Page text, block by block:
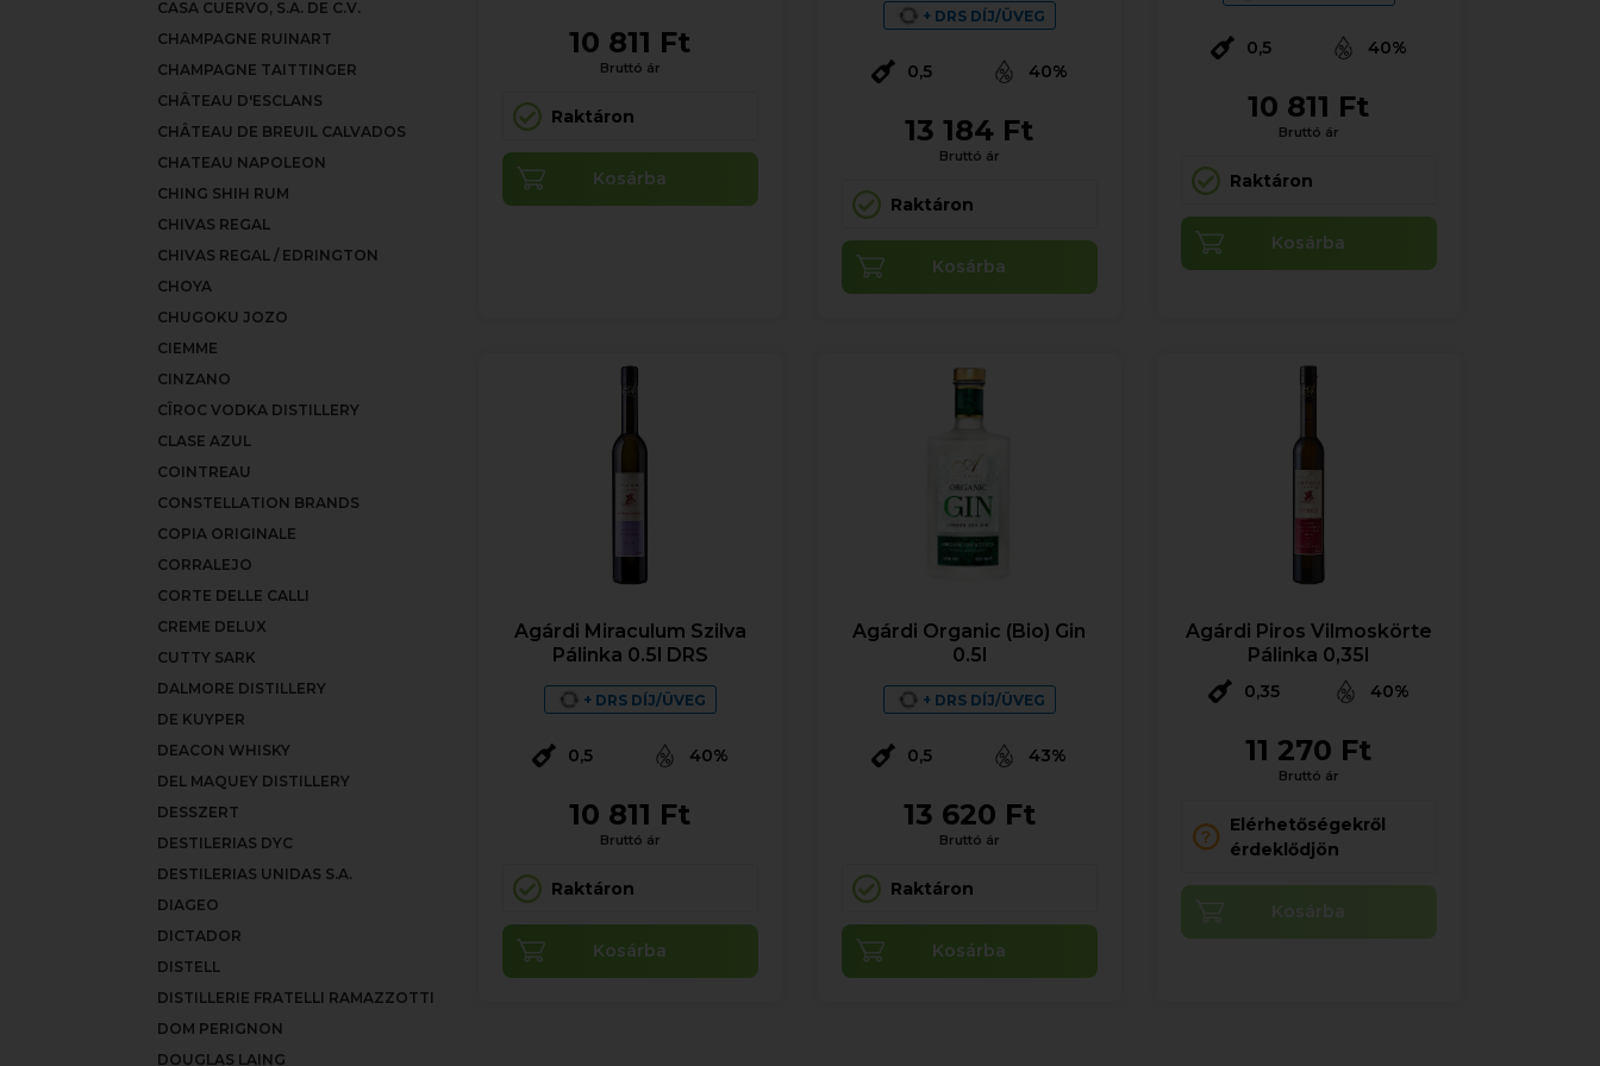
CASA CUERVO, S.A. DE C.V.
CHAMPAGNE RUINART
CHAMPAGNE TAITTINGER
CHÂTEAU D'ESCLANS
CHÂTEAU DE BREUIL CALVADOS
CHATEAU NAPOLEON
CHING SHIH RUM
CHIVAS REGAL
CHIVAS REGAL / EDRINGTON
CHOYA
CHUGOKU JOZO
CIEMME
CINZANO
CÎROC VODKA DISTILLERY
CLASE AZUL
COINTREAU
CONSTELLATION BRANDS
COPIA ORIGINALE
CORRALEJO
CORTE DELLE CALLI
CREME DELUX
CUTTY SARK
DALMORE DISTILLERY
DE KUYPER
DEACON WHISKY
DEL MAQUEY DISTILLERY
DESSZERT
DESTILERIAS DYC
DESTILERIAS UNIDAS S.A.
DIAGEO
DICTADOR
DISTELL
DISTILLERIE FRATELLI RAMAZZOTTI
DOM PERIGNON
DOUGLAS LAING
10 811 Ft
Bruttó ár
Raktáron
Kosárba
+ DRS DÍJ/ÜVEG
0,5 40%
13 184 Ft
Bruttó ár
Raktáron
Kosárba
0,5 40%
10 811 Ft
Bruttó ár
Raktáron
Kosárba
Agárdi Miraculum Szilva
Pálinka 0.5l DRS
+ DRS DÍJ/ÜVEG
0,5 40%
10 811 Ft
Bruttó ár
Raktáron
Kosárba
Agárdi Organic (Bio) Gin
0.5l
+ DRS DÍJ/ÜVEG
0,5 43%
13 620 Ft
Bruttó ár
Raktáron
Kosárba
Agárdi Piros Vilmoskörte
Pálinka 0,35l
0,35 40%
11 270 Ft
Bruttó ár
Elérhetőségekről
érdeklődjön
Kosárba